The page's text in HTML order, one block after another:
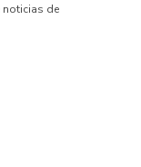
noticias de